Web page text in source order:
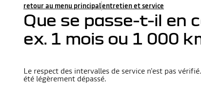
retour au menu principalentretien et service
Que se passe-t-il en
ex. 1 mois ou 1 000
Le respect des intervalles de service n'est pas
été légèrement dépassé.